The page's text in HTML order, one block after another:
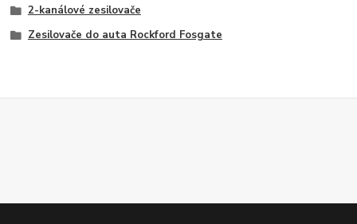
2-kanálové zesilovače
Zesilovače do auta Rockford Fosgate